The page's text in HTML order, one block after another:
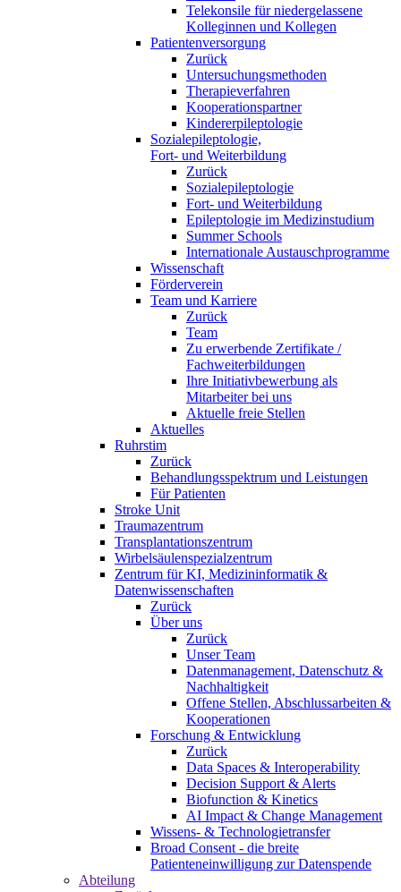
Telekonsile für niedergelassene
Kolleginnen und Kollegen
Patientenversorgung
Zurück
Untersuchungsmethoden
Therapieverfahren
Kooperationspartner
Kindererpileptologie
Sozialepileptologie,
Fort- und Weiterbildung
Zurück
Sozialepileptologie
Fort- und Weiterbildung
Epileptologie im Medizinstudium
Summer Schools
Internationale Austauschprogramme
Wissenschaft
Förderverein
Team und Karriere
Zurück
Team
Zu erwerbende Zertifikate /
Fachweiterbildungen
Ihre Initiativbewerbung als
Mitarbeiter bei uns
Aktuelle freie Stellen
Aktuelles
Ruhrstim
Zurück
Behandlungsspektrum und Leistungen
Für Patienten
Stroke Unit
Traumazentrum
Transplantationszentrum
Wirbelsäulenspezialzentrum
Zentrum für KI, Medizininformatik &
Datenwissenschaften
Zurück
Über uns
Zurück
Unser Team
Datenmanagement, Datenschutz &
Nachhaltigkeit
Offene Stellen, Abschlussarbeiten &
Kooperationen
Forschung & Entwicklung
Zurück
Data Spaces & Interoperability
Decision Support & Alerts
Biofunction & Kinetics
AI Impact & Change Management
Wissens- & Technologietransfer
Broad Consent - die breite
Patienteneinwilligung zur Datenspende
Abteilung